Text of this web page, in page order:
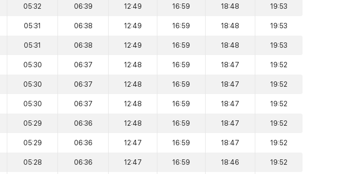
05:32 06:39 12:49 16:59 18:48 19:53
05:31 06:38 12:49 16:59 18:48 19:53
05:31 06:38 12:49 16:59 18:48 19:53
05:30 06:37 12:48 16:59 18:47 19:52
05:30 06:37 12:48 16:59 18:47 19:52
05:30 06:37 12:48 16:59 18:47 19:52
05:29 06:36 12:48 16:59 18:47 19:52
05:29 06:36 12:47 16:59 18:47 19:52
05:28 06:36 12:47 16:59 18:46 19:52